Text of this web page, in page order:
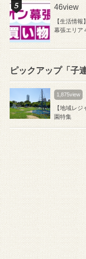
46view
【生活情
幕張エリア
ピックアップ「子
1,875view
【地域レ
園特集